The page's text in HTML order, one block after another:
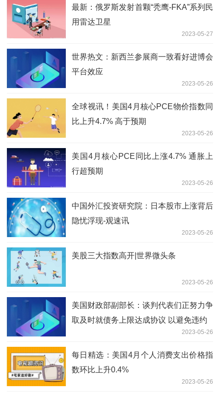
最新：俄罗斯发射首颗“秃鹰-FKA”系列民
用雷达卫星
2023-05-27
世界热文：新西兰参展商一致看好进博会
平台效应
2023-05-26
全球视讯！美国4月核心PCE物价指数同
比上升4.7% 高于预期
2023-05-26
美国4月核心PCE同比上涨4.7% 通胀上
行超预期
2023-05-26
中国外汇投资研究院：日本股市上涨背后
隐忧浮现-观速讯
2023-05-26
美股三大指数高开|世界微头条
2023-05-26
美国财政部副部长：谈判代表们正努力争
取及时就债务上限达成协议 以避免违约
2023-05-26
每日精选：美国4月个人消费支出价格指
数环比上升0.4%
2023-05-26